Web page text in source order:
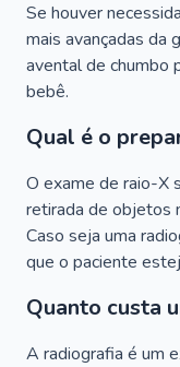
Se houver
mais avançadas da
avental de chumbo
bebê.
Qual é o
O exame de raio-X
retirada de objetos
Caso seja uma
que o paciente
Quanto custa
A radiografia é um